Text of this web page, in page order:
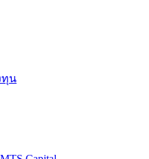
ทุน